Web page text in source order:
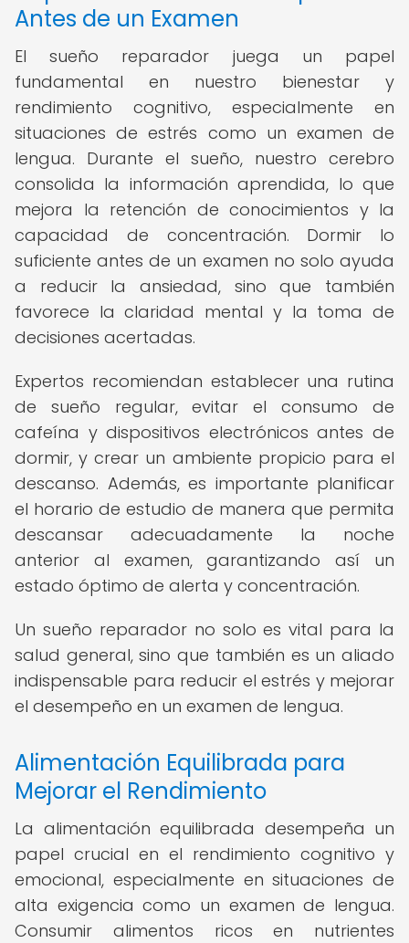
Antes de un Examen
El sueño reparador juega un papel
fundamental en nuestro bienestar y
rendimiento cognitivo, especialmente en
situaciones de estrés como un examen de
lengua. Durante el sueño, nuestro cerebro
consolida la información aprendida, lo que
mejora la retención de conocimientos y la
capacidad de concentración. Dormir lo
suficiente antes de un examen no solo ayuda
a reducir la ansiedad, sino que también
favorece la claridad mental y la toma de
decisiones acertadas.
Expertos recomiendan establecer una rutina
de sueño regular, evitar el consumo de
cafeína y dispositivos electrónicos antes de
dormir, y crear un ambiente propicio para el
descanso. Además, es importante planificar
el horario de estudio de manera que permita
descansar adecuadamente la noche
anterior al examen, garantizando así un
estado óptimo de alerta y concentración.
Un sueño reparador no solo es vital para la
salud general, sino que también es un aliado
indispensable para reducir el estrés y mejorar
el desempeño en un examen de lengua.
Alimentación Equilibrada para
Mejorar el Rendimiento
La alimentación equilibrada desempeña un
papel crucial en el rendimiento cognitivo y
emocional, especialmente en situaciones de
alta exigencia como un examen de lengua.
Consumir alimentos ricos en nutrientes